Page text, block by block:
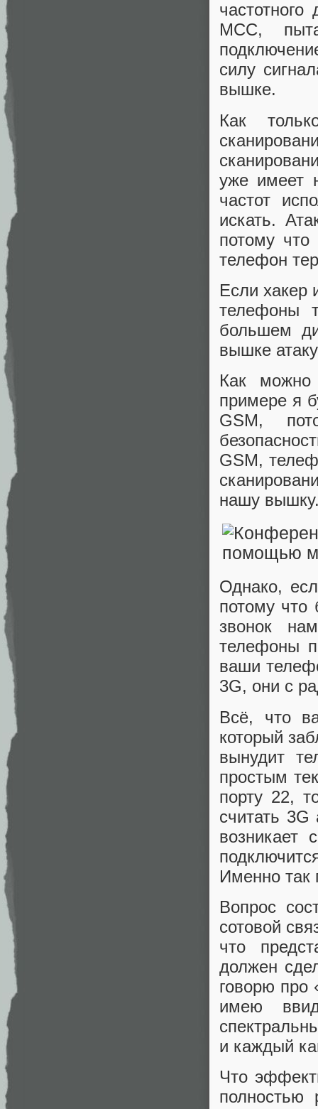
MCC,
силу
вышке.
Как
уже имеет
частот
искать.
потому что
телефон
Если хакер
телефоны
большем
вышке
Как можно
примере я
GSM,
GSM,
нашу
Однако,
потому что
звонок
телефоны
ваши
3G, они с
Всё, что
который
вынудит
простым
порту 22,
считать
возникает
Именно так
Вопрос
сотовой
что
должен
говорю про
имею
и каждый
Что
полностью